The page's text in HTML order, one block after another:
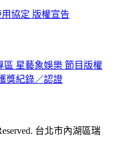
協定 版權宣告
區 星藝象娛樂 節目版權
獎紀錄／認證
台北市內湖區瑞